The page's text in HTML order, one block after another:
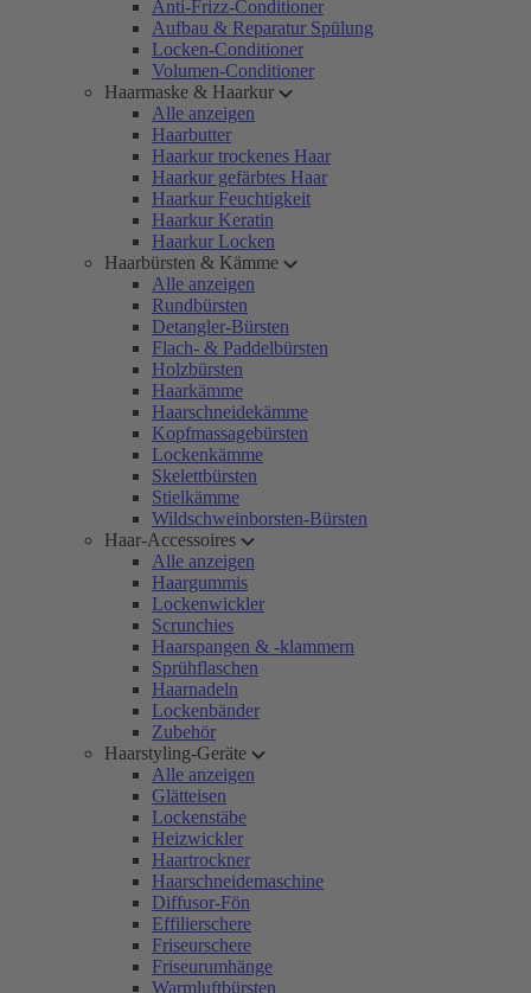
Anti-Frizz-Conditioner
Aufbau & Reparatur Spülung
Locken-Conditioner
Volumen-Conditioner
Haarmaske & Haarkur
Alle anzeigen
Haarbutter
Haarkur trockenes Haar
Haarkur gefärbtes Haar
Haarkur Feuchtigkeit
Haarkur Keratin
Haarkur Locken
Haarbürsten & Kämme
Alle anzeigen
Rundbürsten
Detangler-Bürsten
Flach- & Paddelbürsten
Holzbürsten
Haarkämme
Haarschneidekämme
Kopfmassagebürsten
Lockenkämme
Skelettbürsten
Stielkämme
Wildschweinborsten-Bürsten
Haar-Accessoires
Alle anzeigen
Haargummis
Lockenwickler
Scrunchies
Haarspangen & -klammern
Sprühflaschen
Haarnadeln
Lockenbänder
Zubehör
Haarstyling-Geräte
Alle anzeigen
Glätteisen
Lockenstäbe
Heizwickler
Haartrockner
Haarschneidemaschine
Diffusor-Fön
Effilierschere
Friseurschere
Friseurumhänge
Warmluftbürsten